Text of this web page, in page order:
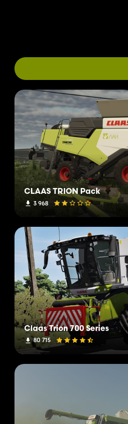
CLAAS TRION Pack
3 968
Claas Trion 700 Series
80 715